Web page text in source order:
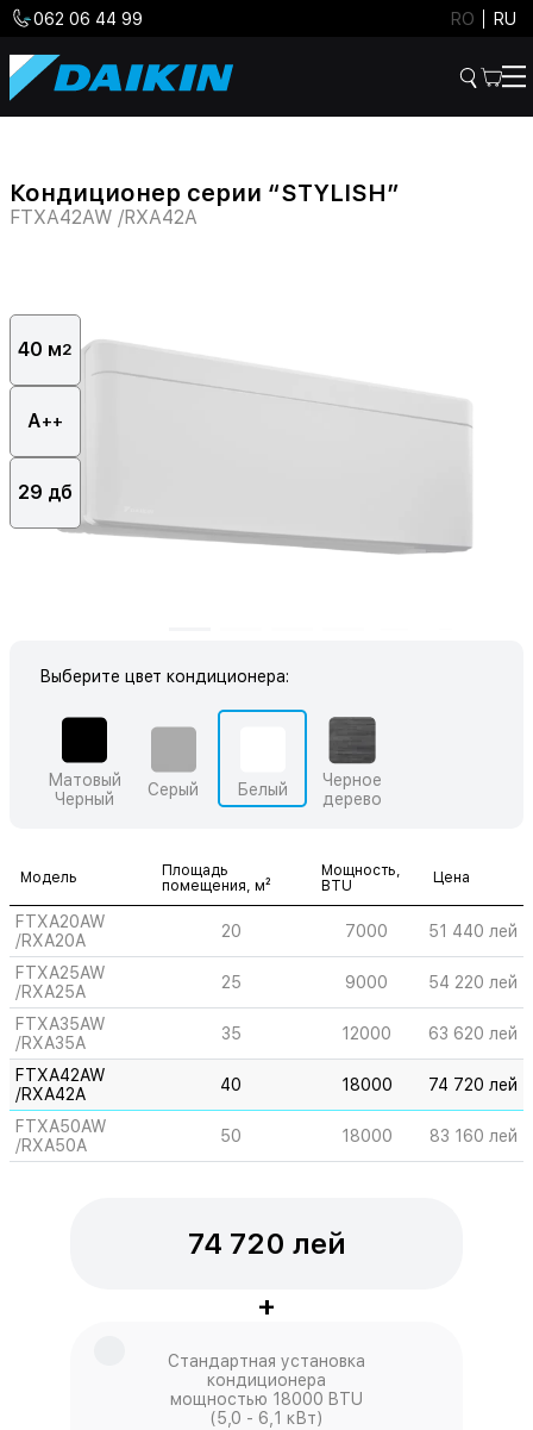
062 06 44 99 RO RU
Кондиционер серии “STYLISH”
FTXA42AW /RXA42A
40 м2
А++
29 дб
Выберите цвет кондиционера:
Матовый
Черный
Серый Белый
Черное
дерево
Модель
Площадь
помещения, м²
Мощность,
BTU
Цена
FTXA20AW
/RXA20A
20 7000 51 440 лей
FTXA25AW
/RXA25A
25 9000 54 220 лей
FTXA35AW
/RXA35A
35 12000 63 620 лей
FTXA42AW
/RXA42A
40 18000 74 720 лей
FTXA50AW
/RXA50A
50 18000 83 160 лей
74 720 лей
+
Стандартная установка
кондиционера
мощностью 18000 BTU
(5,0 - 6,1 кВт)